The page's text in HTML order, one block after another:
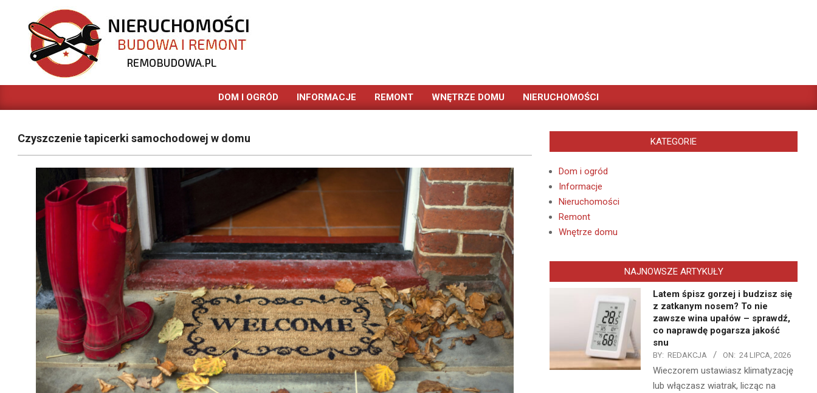
content
REMOBUDOWA.PL
Primary
DOM I OGRÓD INFORMACJE REMONT WNĘTRZE DOMU NIERUCHOMOŚCI
Czyszczenie tapicerki samochodowej w domu KATEGORIE
Dom i ogród
Informacje
Nieruchomości
Remont
Wnętrze domu
NAJNOWSZE ARTYKUŁY
Latem śpisz gorzej i budzisz się
z zatkanym nosem? To nie
zawsze wina upałów – sprawdź,
co naprawdę pogarsza jakość
snu
BY: REDAKCJA ON: 24 LIPCA, 2026
Wieczorem ustawiasz klimatyzację
lub włączasz wiatrak, licząc na